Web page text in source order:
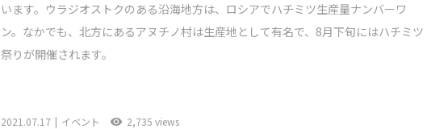
います。ウラジオストクのある沿海地方は、ロシアでハチミツ生産量ナンバーワ
ン。なかでも、北方にあるアヌチノ村は生産地として有名で、8月下旬にはハチミツ
祭りが開催されます。
2021.07.17 イベント 2,735 views